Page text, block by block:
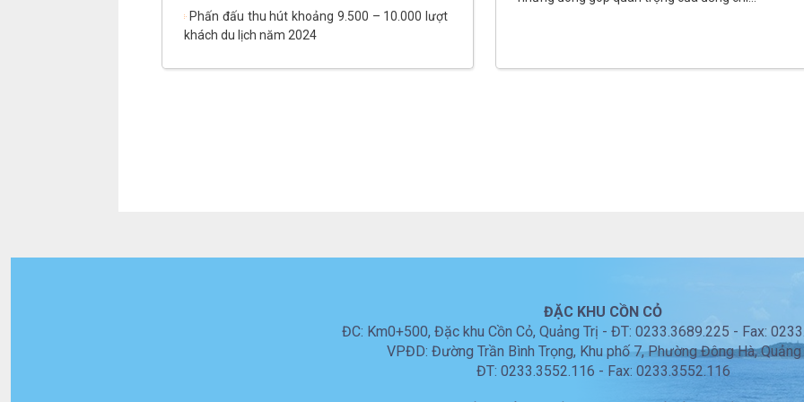
Phấn đấu thu hút khoảng 9.500 – 10.000 lượt
khách du lịch năm 2024
ĐẶC KHU CỒN CỎ
ĐC: Km0+500, Đặc khu Cồn Cỏ, Quảng Trị - ĐT: 0233.3689.225 - Fax:
VPĐD: Đường Trần Bình Trọng, Khu phố 7, Phường Đông Hà, Quảng
ĐT: 0233.3552.116 - Fax: 0233.3552.116